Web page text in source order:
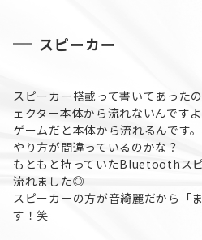
スピーカー
スピーカー搭載って書いてあった
ェクター本体から流れないんです
ゲームだと本体から流れるんです
やり方が間違っているのかな？
もともと持っていたBluetoothス
流れました◎
スピーカーの方が音綺麗だから「
す！笑